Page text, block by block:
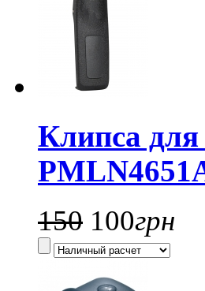
Клипса
150 100грн